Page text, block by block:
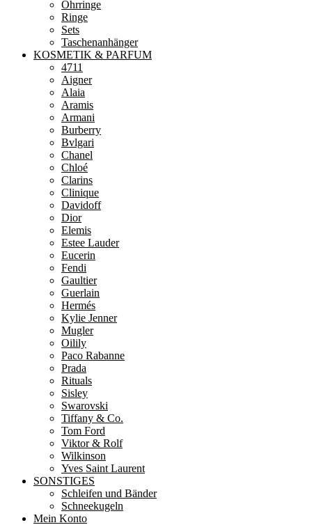
Ohrringe
Ringe
Sets
Taschenanhänger
KOSMETIK & PARFUM
4711
Aigner
Alaia
Aramis
Armani
Burberry
Bvlgari
Chanel
Chloé
Clarins
Clinique
Davidoff
Dior
Elemis
Estee Lauder
Eucerin
Fendi
Gaultier
Guerlain
Hermés
Kylie Jenner
Mugler
Oilily
Paco Rabanne
Prada
Rituals
Sisley
Swarovski
Tiffany & Co.
Tom Ford
Viktor & Rolf
Wilkinson
Yves Saint Laurent
SONSTIGES
Schleifen und Bänder
Schneekugeln
Mein Konto